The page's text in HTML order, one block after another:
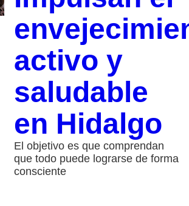
activo y
saludable
en Hidalgo
El objetivo es que comprendan
que todo puede lograrse de forma
consciente